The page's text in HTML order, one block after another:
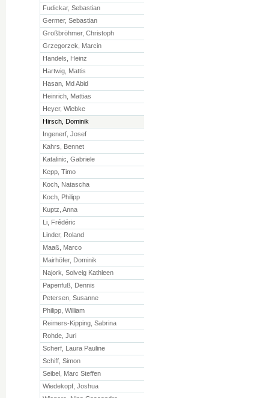
Fudickar, Sebastian
Germer, Sebastian
Großbröhmer, Christoph
Grzegorzek, Marcin
Handels, Heinz
Hartwig, Mattis
Hasan, Md Abid
Heinrich, Mattias
Heyer, Wiebke
Hirsch, Dominik
Ingenerf, Josef
Kahrs, Bennet
Katalinic, Gabriele
Kepp, Timo
Koch, Natascha
Koch, Philipp
Kuptz, Anna
Li, Frédéric
Linder, Roland
Maaß, Marco
Mairhöfer, Dominik
Najork, Solveig Kathleen
Papenfuß, Dennis
Petersen, Susanne
Philipp, William
Reimers-Kipping, Sabrina
Rohde, Juri
Scherf, Laura Pauline
Schiff, Simon
Seibel, Marc Steffen
Wiedekopf, Joshua